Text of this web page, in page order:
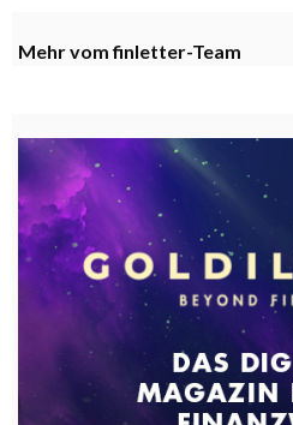
Mehr vom finletter-Team